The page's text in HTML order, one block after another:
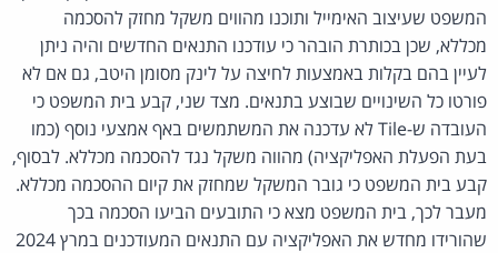
המשפט שעיצוב האימייל ותוכנו מהווים משקל מחזק להסכמה
מכללא, שכן בכותרת הובהר כי עודכנו התנאים החדשים והיה ניתן
לעיין בהם בקלות באמצעות לחיצה על לינק מסומן היטב, גם אם לא
פורטו כל השינויים שבוצע בתנאים. מצד שני, קבע בית המשפט כי
העובדה ש-Tile לא עדכנה את המשתמשים באף אמצעי נוסף (כמו
בעת הפעלת האפליקציה) מהווה משקל נגד להסכמה מכללא. לבסוף,
קבע בית המשפט כי גובר המשקל שמחזק את קיום ההסכמה מכללא.
מעבר לכך, בית המשפט מצא כי התובעים הביעו הסכמה בכך
שהורידו מחדש את האפליקציה עם התנאים המעודכנים במרץ 2024